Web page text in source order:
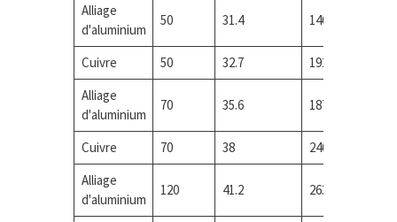
Alliage
d'aluminium
50 31.4 146
Cuivre 50 32.7 192
Alliage
d'aluminium
70 35.6 187
Cuivre 70 38 246
Alliage
d'aluminium
120 41.2 263